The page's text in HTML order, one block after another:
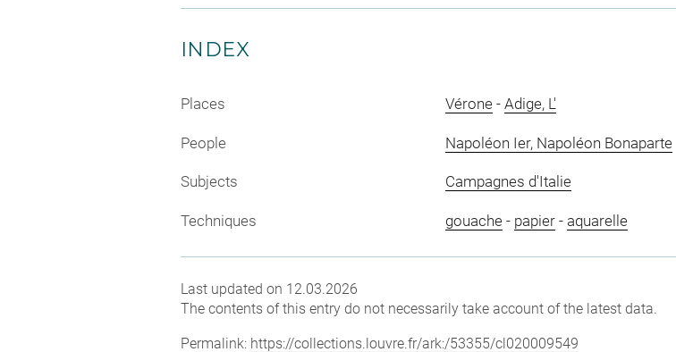
INDEX
Places Vérone- Adige, L'
People Napoléon Ier, Napoléon Bonaparte
Subjects Campagnes d'Italie
Techniques gouache- papier- aquarelle
Last updated on 12.03.2026
The contents of this entry do not necessarily take account of the latest data.
Permalink: https://collections.louvre.fr/ark:/53355/cl020009549